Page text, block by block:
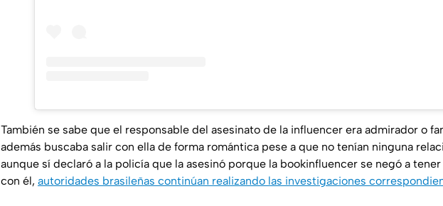
También se sabe que el responsable del asesinato de la influencer era admirador o
además buscaba salir con ella de forma romántica pese a que no tenían ninguna
aunque sí declaró a la policía que la asesinó porque la bookinfluencer se negó a
con él, autoridades brasileñas continúan realizando las investigaciones